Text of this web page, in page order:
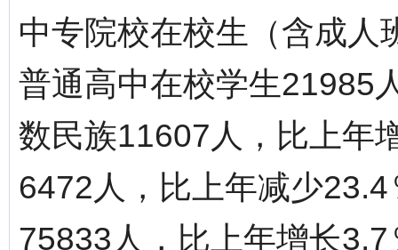
中专院校在校生（含成人
普通高中在校学生21985
数民族11607人，比上年
6472人，比上年减少
75833人，比上年增长